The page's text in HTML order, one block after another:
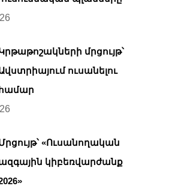
մրցույթ՝
ուսանելու
«Ուսանողական
կիբեռվարժանք